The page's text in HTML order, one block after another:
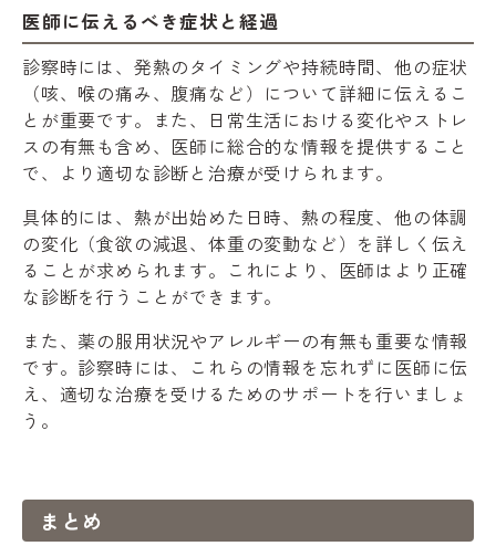
医師に伝えるべき症状と経過
診察時には、発熱のタイミングや持続時間、他の症状
（咳、喉の痛み、腹痛など）について詳細に伝えるこ
とが重要です。また、日常生活における変化やストレ
スの有無も含め、医師に総合的な情報を提供すること
で、より適切な診断と治療が受けられます。
具体的には、熱が出始めた日時、熱の程度、他の体調
の変化（食欲の減退、体重の変動など）を詳しく伝え
ることが求められます。これにより、医師はより正確
な診断を行うことができます。
また、薬の服用状況やアレルギーの有無も重要な情報
です。診察時には、これらの情報を忘れずに医師に伝
え、適切な治療を受けるためのサポートを行いましょ
う。
まとめ